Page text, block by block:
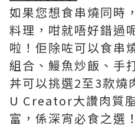
如果您想食串燒同時
料理，咁就唔好錯過
啦！佢除咗可以食串
組合、鰻魚炒飯、手
丼可以挑選2至3款燒
U Creator大讚肉質
富，係深宵必食之選！